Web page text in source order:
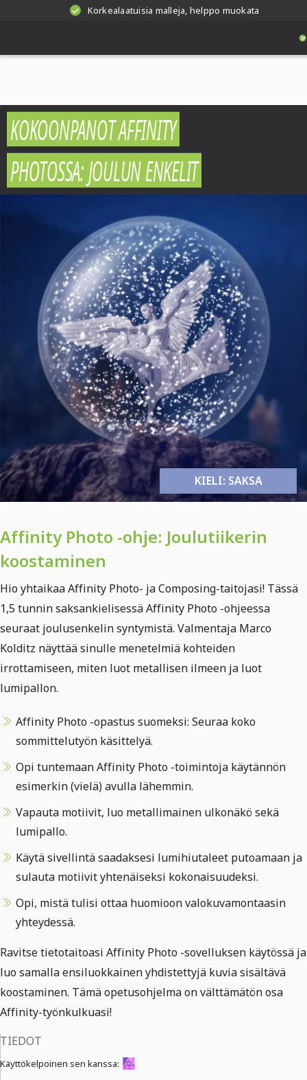
Korkealaatuisia malleja, helppo muokata
KOKOONPANOT AFFINITY
PHOTOSSA: JOULUN ENKELIT
KIELI: SAKSA
Affinity Photo -ohje: Joulutiikerin
koostaminen
Hio yhtaikaa Affinity Photo- ja Composing-taitojasi! Tässä
1,5 tunnin saksankielisessä Affinity Photo -ohjeessa
seuraat joulusenkelin syntymistä. Valmentaja Marco
Kolditz näyttää sinulle menetelmiä kohteiden
irrottamiseen, miten luot metallisen ilmeen ja luot
lumipallon.
Affinity Photo -opastus suomeksi: Seuraa koko
sommittelutyön käsittelyä.
Opi tuntemaan Affinity Photo -toimintoja käytännön
esimerkin (vielä) avulla lähemmin.
Vapauta motiivit, luo metallimainen ulkonäkö sekä
lumipallo.
Käytä sivellintä saadaksesi lumihiutaleet putoamaan ja
sulauta motiivit yhtenäiseksi kokonaisuudeksi.
Opi, mistä tulisi ottaa huomioon valokuvamontaasin
yhteydessä.
Ravitse tietotaitoasi Affinity Photo -sovelluksen käytössä ja
luo samalla ensiluokkainen yhdistettyjä kuvia sisältävä
koostaminen. Tämä opetusohjelma on välttämätön osa
Affinity-työnkulkuasi!
TIEDOT
Käyttökelpoinen sen kanssa: